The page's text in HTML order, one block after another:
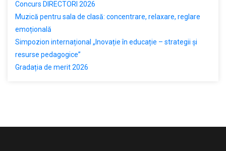
Concurs DIRECTORI 2026
Muzică pentru sala de clasă: concentrare, relaxare, reglare
emoțională
Simpozion internațional „Inovație în educație – strategii și
resurse pedagogice”
Gradația de merit 2026